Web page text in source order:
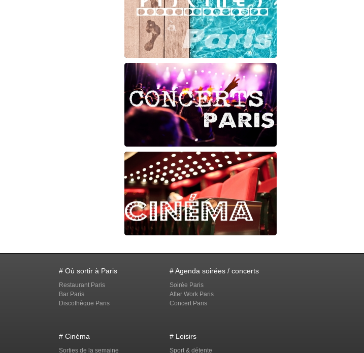
# Où sortir à Paris
Restaurant Paris
Bar Paris
Discothèque Paris
# Agenda soirées / concerts
Soirée Paris
After Work Paris
Concert Paris
# Cinéma
Sorties de la semaine
# Loisirs
Sport & détente